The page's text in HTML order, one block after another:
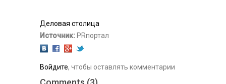
Деловая столица
Источник: PRпортал
Войдите, чтобы оставлять комментарии